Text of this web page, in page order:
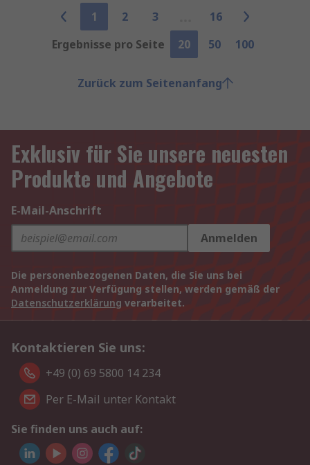
1 2 3
16
Ergebnisse pro Seite
20 50 100
Zurück zum Seitenanfang
Exklusiv für Sie unsere neuesten
Produkte und Angebote
E-Mail-Anschrift
Anmelden
Die personenbezogenen Daten, die Sie uns bei
Anmeldung zur Verfügung stellen, werden gemäß der
Datenschutzerklärung verarbeitet.
Kontaktieren Sie uns:
+49 (0) 69 5800 14 234
Per E-Mail unter Kontakt
Sie finden uns auch auf: